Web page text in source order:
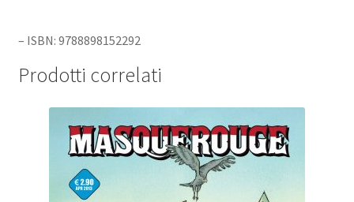
– ISBN: 9788898152292
Prodotti correlati